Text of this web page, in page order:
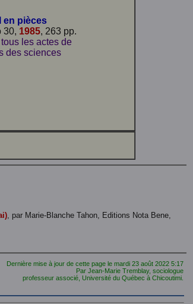
en pièces
30, 1985, 263 pp.
les actes de
des sciences
, par Marie-Blanche Tahon, Editions Nota Bene,
Dernière mise à jour de cette page le mardi 23 août 2022 5:17
Par Jean-Marie Tremblay, sociologue
professeur associé, Université du Québec à Chicoutimi.